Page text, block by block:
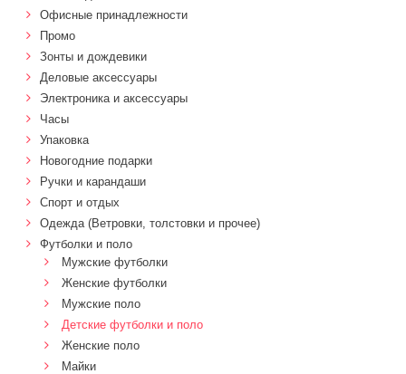
Офисные принадлежности
Промо
Зонты и дождевики
Деловые аксессуары
Электроника и аксессуары
Часы
Упаковка
Новогодние подарки
Ручки и карандаши
Спорт и отдых
Одежда (Ветровки, толстовки и прочее)
Футболки и поло
Мужские футболки
Женские футболки
Мужские поло
Детские футболки и поло
Женские поло
Майки